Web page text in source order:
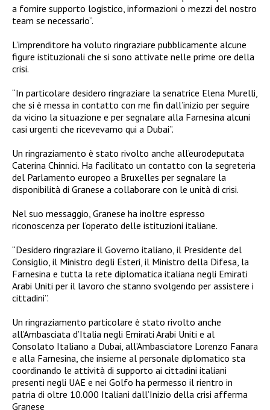
a fornire supporto logistico, informazioni o mezzi del nostro
team se necessario”.
L’imprenditore ha voluto ringraziare pubblicamente alcune
figure istituzionali che si sono attivate nelle prime ore della
crisi.
“In particolare desidero ringraziare la senatrice Elena Murelli,
che si è messa in contatto con me fin dall’inizio per seguire
da vicino la situazione e per segnalare alla Farnesina alcuni
casi urgenti che ricevevamo qui a Dubai”.
Un ringraziamento è stato rivolto anche all’eurodeputata
Caterina Chinnici. Ha facilitato un contatto con la segreteria
del Parlamento europeo a Bruxelles per segnalare la
disponibilità di Granese a collaborare con le unità di crisi.
Nel suo messaggio, Granese ha inoltre espresso
riconoscenza per l’operato delle istituzioni italiane.
“Desidero ringraziare il Governo italiano, il Presidente del
Consiglio, il Ministro degli Esteri, il Ministro della Difesa, la
Farnesina e tutta la rete diplomatica italiana negli Emirati
Arabi Uniti per il lavoro che stanno svolgendo per assistere i
cittadini”.
Un ringraziamento particolare è stato rivolto anche
all’Ambasciata d’Italia negli Emirati Arabi Uniti e al
Consolato Italiano a Dubai, all’Ambasciatore Lorenzo Fanara
e alla Farnesina, che insieme al personale diplomatico sta
coordinando le attività di supporto ai cittadini italiani
presenti negli UAE e nei Golfo ha permesso il rientro in
patria di oltre 10.000 Italiani dall’Inizio della crisi afferma
Granese